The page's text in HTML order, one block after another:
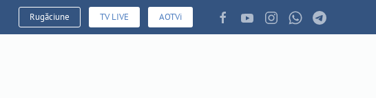
Rugăciune TV LIVE AOTVi